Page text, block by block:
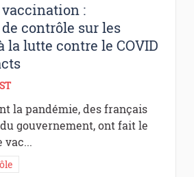
:
contrôle sur les
la lutte contre le COVID
la pandémie, des français
gouvernement, ont fait le
vac...